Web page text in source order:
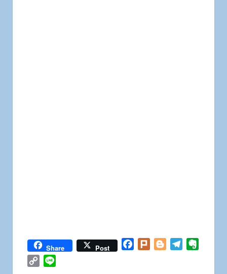
Share Post Facebook
Plurk BloggerTelegram
Copy